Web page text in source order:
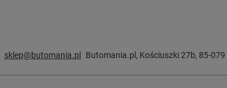
sklep@butomania.pl Butomania.pl , Kościuszki 27b, 85-079